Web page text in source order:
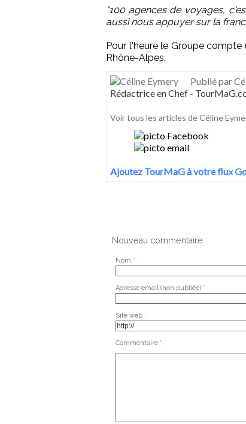
"100 agences de voyages,
aussi nous appuyer sur la
Pour l'heure le Groupe
Rhône-Alpes.
Publié par
Rédactrice en Chef -
Voir tous les articles de Céline
Ajoutez TourMaG à votre flux
Nouveau commentaire :
Nom * :
Adresse email (non publiée) * :
Site web :
Commentaire * :